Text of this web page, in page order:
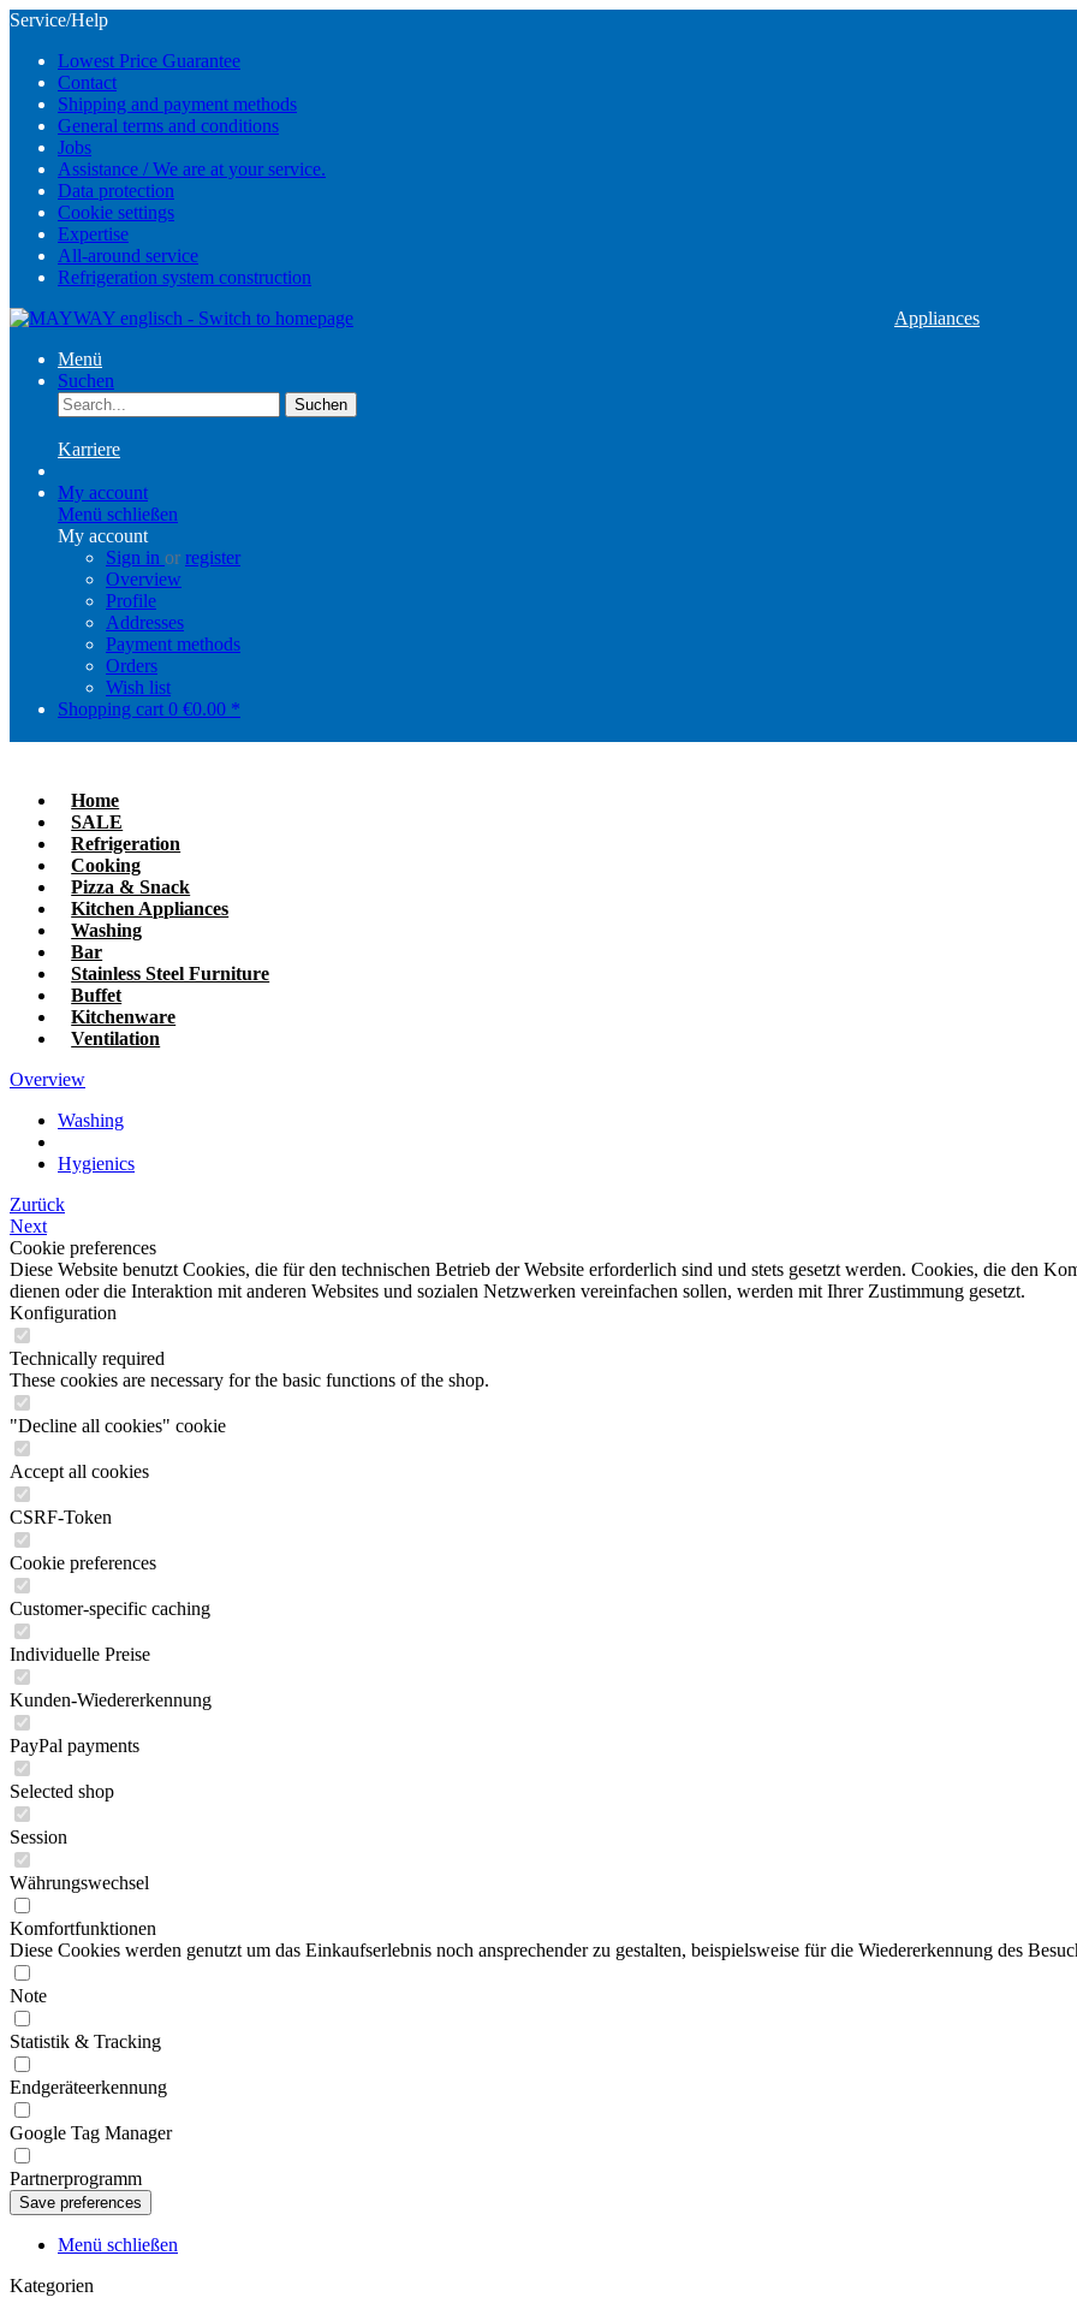
Service/Help
Lowest Price Guarantee
Contact
Shipping and payment methods
General terms and conditions
Jobs
Assistance / We are at your service.
Data protection
Cookie settings
Expertise
All-around service
Refrigeration system construction
Appliances
Menü
Suchen
Suchen
Karriere
My account
Menü schließen
My account
Sign in or register
Overview
Profile
Addresses
Payment methods
Orders
Wish list
Shopping cart 0 €0.00 *
Home
SALE
Refrigeration
Cooking
Pizza & Snack
Kitchen Appliances
Washing
Bar
Stainless Steel Furniture
Buffet
Kitchenware
Ventilation
Overview
Washing
Hygienics
Zurück
Next
Cookie preferences
Diese Website benutzt Cookies, die für den technischen Betrieb der Website erforderlich sind und stets gesetzt werden. Cookies, die den
dienen oder die Interaktion mit anderen Websites und sozialen Netzwerken vereinfachen sollen, werden mit Ihrer Zustimmung gesetzt.
Konfiguration
Technically required
These cookies are necessary for the basic functions of the shop.
"Decline all cookies" cookie
Accept all cookies
CSRF-Token
Cookie preferences
Customer-specific caching
Individuelle Preise
Kunden-Wiedererkennung
PayPal payments
Selected shop
Session
Währungswechsel
Komfortfunktionen
Diese Cookies werden genutzt um das Einkaufserlebnis noch ansprechender zu gestalten, beispielsweise für die Wiedererkennung des
Note
Statistik & Tracking
Endgeräteerkennung
Google Tag Manager
Partnerprogramm
Menü schließen
Kategorien